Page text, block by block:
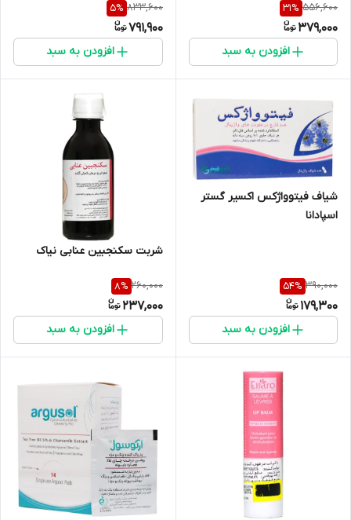
556,600
31%
379,000
افزودن به سبد
833,600
5%
791,900
افزودن به سبد
شیاف فیتوواژکس اکسیر گستر
اسپادانا
390,000
54%
179,300
افزودن به سبد
شربت سکنجبین عنابی نیاک
260,000
8%
237,000
افزودن به سبد